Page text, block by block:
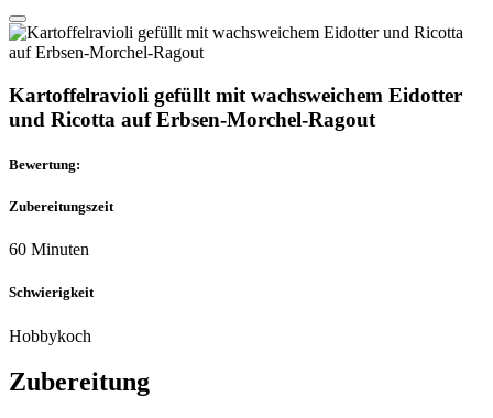
Kartoffelravioli gefüllt mit wachsweichem Eidotter
und Ricotta auf Erbsen-Morchel-Ragout
Bewertung:
Zubereitungszeit
60 Minuten
Schwierigkeit
Hobbykoch
Zubereitung